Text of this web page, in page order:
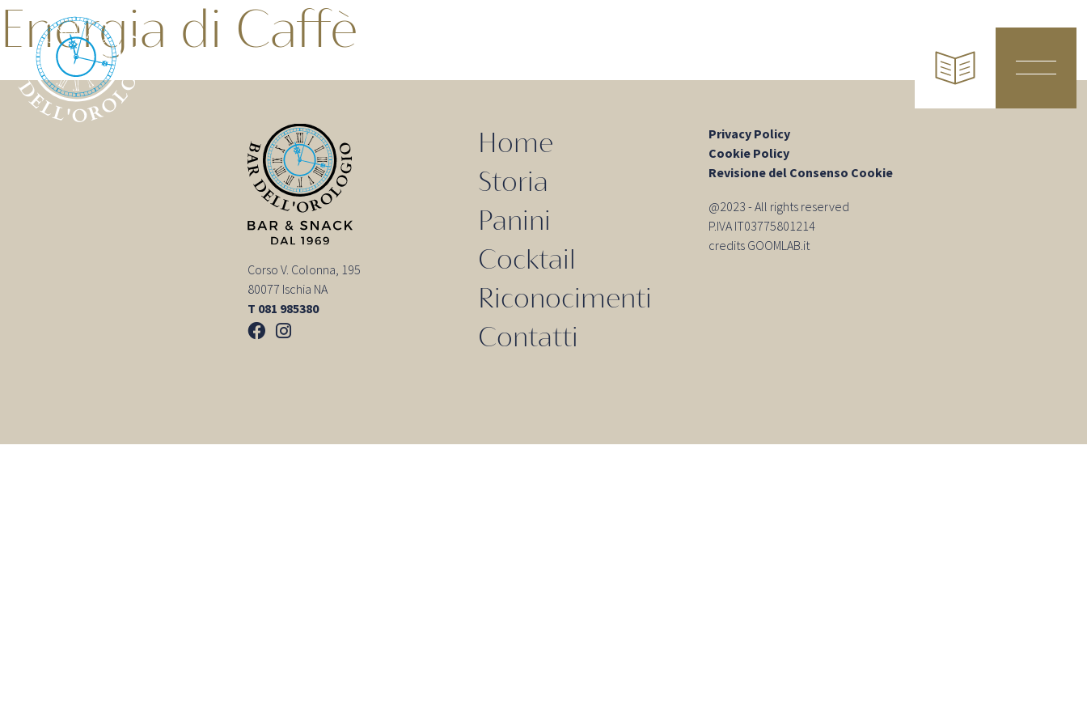
Energia di Caffè
Corso V. Colonna, 195
80077 Ischia NA
T 081 985380
Home
Storia
Panini
Cocktail
Riconocimenti
Contatti
Privacy Policy
Cookie Policy
Revisione del Consenso Cookie
@2023 - All rights reserved
P.IVA IT03775801214
credits GOOMLAB.it